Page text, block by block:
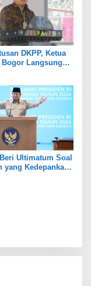
DKPP, Ketua
Bogor Langsung
Ultimatum Soal
yang Kedepankan